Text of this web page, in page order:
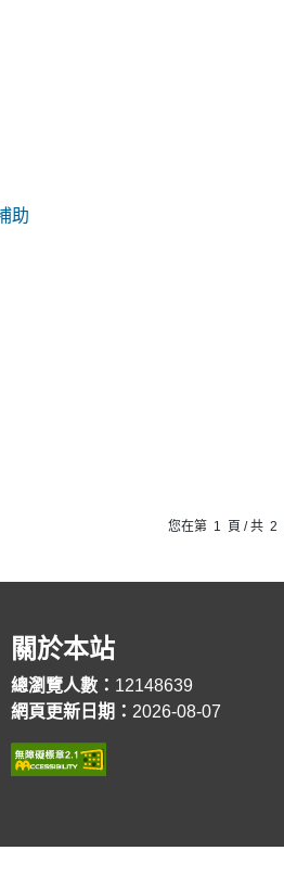
助
您在第 1 頁 / 共 2
關於本站
總瀏覽人數： 12148639
網頁更新日期： 2026-08-07